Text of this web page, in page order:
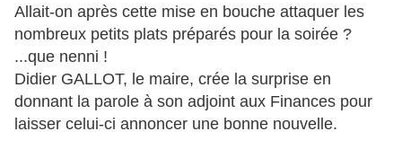
Allait-on après cette mise en bouche attaquer les
nombreux petits plats préparés pour la soirée ?
...que nenni !
Didier GALLOT, le maire, crée la surprise en
donnant la parole à son adjoint aux Finances pour
laisser celui-ci annoncer une bonne nouvelle.